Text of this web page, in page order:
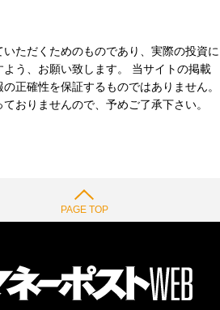
ただくためのものであり、実際の投資に
う、お願い致します。 当サイトの掲載
正確性を保証するものではありません。
おりませんので、予めご了承下さい。
PAGE TOP